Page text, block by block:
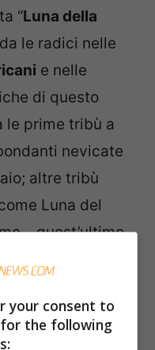
“Luna della
le radici nelle
e nelle
di questo
le prime tribù a
nevicate
altre tribù
Luna del
– quest’ultimo
cibo
your consent to
the following